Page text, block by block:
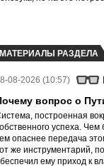
МАТЕРИАЛЫ РАЗДЕЛА
08-2026 (10:57)
вопрос о
построенная
успеха.
опаснее передача
же инструментарий,
ему приход к